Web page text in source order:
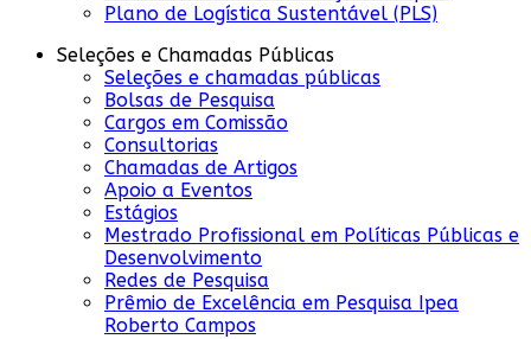
Plano de Logística Sustentável (PLS)
Seleções e Chamadas Públicas
Seleções e chamadas públicas
Bolsas de Pesquisa
Cargos em Comissão
Consultorias
Chamadas de Artigos
Apoio a Eventos
Estágios
Mestrado Profissional em Políticas Públicas e
Desenvolvimento
Redes de Pesquisa
Prêmio de Excelência em Pesquisa Ipea
Roberto Campos